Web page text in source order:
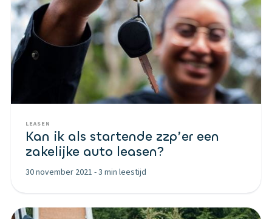
LEASEN
Kan ik als startende zzp’er een
zakelijke auto leasen?
30 november 2021 -3 min leestijd